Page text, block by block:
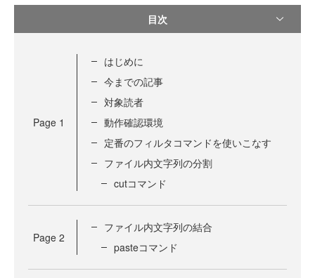
目次
Page 1
はじめに
今までの記事
対象読者
動作確認環境
定番のフィルタコマンドを使いこなす
ファイル内文字列の分割
cutコマンド
Page 2
ファイル内文字列の結合
pasteコマンド